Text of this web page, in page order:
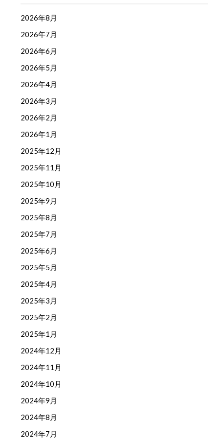
2026年8月
2026年7月
2026年6月
2026年5月
2026年4月
2026年3月
2026年2月
2026年1月
2025年12月
2025年11月
2025年10月
2025年9月
2025年8月
2025年7月
2025年6月
2025年5月
2025年4月
2025年3月
2025年2月
2025年1月
2024年12月
2024年11月
2024年10月
2024年9月
2024年8月
2024年7月